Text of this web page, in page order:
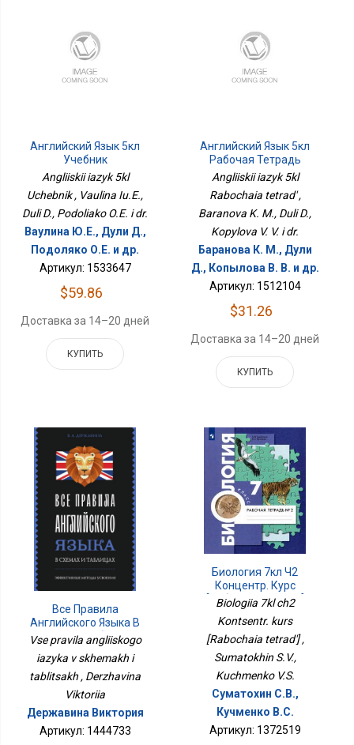
Английский Язык 5кл
Учебник
Angliiskii iazyk 5kl
Uchebnik , Vaulina Iu.E.,
Duli D., Podoliako O.E. i dr.
Ваулина Ю.Е., Дули Д.,
Подоляко О.Е. и др.
Артикул: 1533647
$59.86
Доставка за 14–20 дней
КУПИТЬ
Английский Язык 5кл
Рабочая Тетрадь
Angliiskii iazyk 5kl
Rabochaia tetrad' ,
Baranova K. M., Duli D.,
Kopylova V. V. i dr.
Баранова К. М., Дули
Д., Копылова В. В. и др.
Артикул: 1512104
$31.26
Доставка за 14–20 дней
КУПИТЬ
Все Правила
Английского Языка В
Схемах И Таблицах
Vse pravila angliiskogo
iazyka v skhemakh i
tablitsakh , Derzhavina
Viktoriia
Державина Виктория
Артикул: 1444733
Биология 7кл Ч2
Концентр. Курс
[Рабочая Тетрадь]
Biologiia 7kl ch2
Kontsentr. kurs
[Rabochaia tetrad'] ,
Sumatokhin S.V.,
Kuchmenko V.S.
Суматохин С.В.,
Кучменко В.С.
Артикул: 1372519